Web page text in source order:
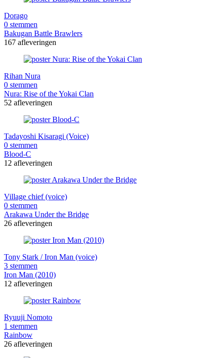
Dorago
0 stemmen
Bakugan Battle Brawlers
167 afleveringen
Rihan Nura
0 stemmen
Nura: Rise of the Yokai Clan
52 afleveringen
Tadayoshi Kisaragi (Voice)
0 stemmen
Blood-C
12 afleveringen
Village chief (voice)
0 stemmen
Arakawa Under the Bridge
26 afleveringen
Tony Stark / Iron Man (voice)
3 stemmen
Iron Man (2010)
12 afleveringen
Ryuuji Nomoto
1 stemmen
Rainbow
26 afleveringen